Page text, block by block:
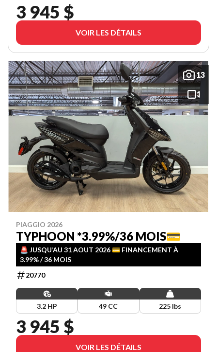
3 945 $
VOIR LES DÉTAILS
13
PIAGGIO 2026
TYPHOON *3.99%/36 MOIS💳
🚨 JUSQU’AU 31 AOUT 2026 💳 FINANCEMENT À
3.99% / 36 MOIS
20770
3.2 HP 49 CC 225 lbs
3 945 $
VOIR LES DÉTAILS